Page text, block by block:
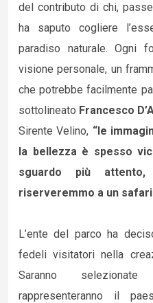
del contributo di chi,
ha saputo cogliere
paradiso naturale. Ogni
visione personale, un
che potrebbe facilmente
sottolineato Francesco
Sirente Velino, “le
la bellezza è spesso
sguardo più
riserveremmo a un
L’ente del parco ha
fedeli visitatori nella
Saranno
rappresenteranno il